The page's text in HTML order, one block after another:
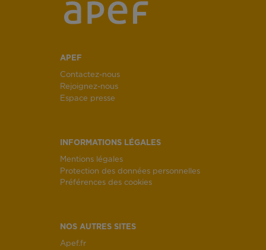
APEF
Contactez-nous
Rejoignez-nous
Espace presse
INFORMATIONS LÉGALES
Mentions légales
Protection des données personnelles
Préférences des cookies
NOS AUTRES SITES
Apef.fr